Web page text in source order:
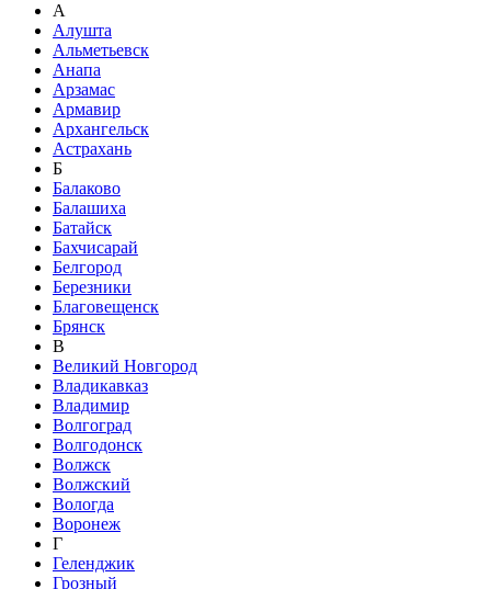
А
Алушта
Альметьевск
Анапа
Арзамас
Армавир
Архангельск
Астрахань
Б
Балаково
Балашиха
Батайск
Бахчисарай
Белгород
Березники
Благовещенск
Брянск
В
Великий Новгород
Владикавказ
Владимир
Волгоград
Волгодонск
Волжск
Волжский
Вологда
Воронеж
Г
Геленджик
Грозный